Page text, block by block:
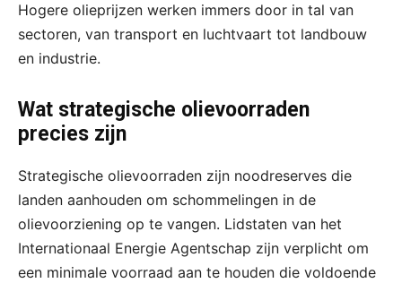
Hogere olieprijzen werken immers door in tal van
sectoren, van transport en luchtvaart tot landbouw
en industrie.
Wat strategische olievoorraden
precies zijn
Strategische olievoorraden zijn noodreserves die
landen aanhouden om schommelingen in de
olievoorziening op te vangen. Lidstaten van het
Internationaal Energie Agentschap zijn verplicht om
een minimale voorraad aan te houden die voldoende